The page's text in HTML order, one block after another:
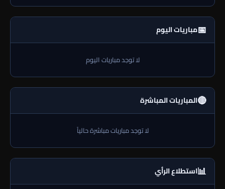
📅مباريات اليوم
لا توجد مباريات اليوم
🔴المباريات المباشرة
لا توجد مباريات مباشرة حالياً
📊استطلاع الرأي